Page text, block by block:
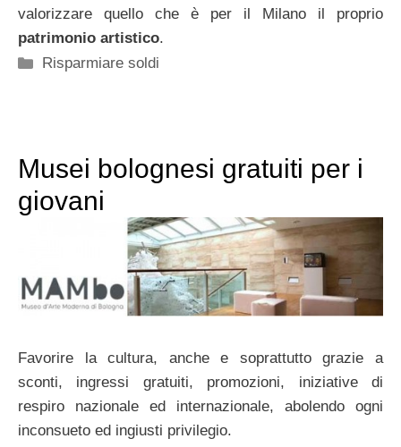
valorizzare quello che è per il Milano il proprio
patrimonio artistico.
Categorie
Risparmiare soldi
Musei bolognesi gratuiti per i
giovani
Favorire la cultura, anche e soprattutto grazie a
sconti, ingressi gratuiti, promozioni, iniziative di
respiro nazionale ed internazionale, abolendo ogni
inconsueto ed ingiusti privilegio.